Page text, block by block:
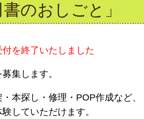
のおしごと」
を終了いたしました
集します。
本探し・修理・POP作成など、
していただけます。